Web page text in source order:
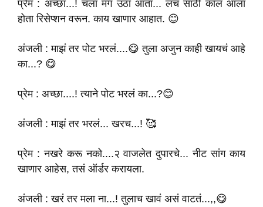
प्रेम : अच्छा...! चला मग उठा आता... लंच साठी कॉल आला
होता रिसेप्शन वरून. काय खाणार आहात. 😊
अंजली : माझं तर पोट भरलं....😋 तुला अजुन काही खायचं आहे
का...? 😋
प्रेम : अच्छा....! त्याने पोट भरलं का...?😊
अंजली : माझं तर भरलं... खरच...! 🥰
प्रेम : नखरे करू नको....२ वाजलेत दुपारचे... नीट सांग काय
खाणार आहेस, तसं ऑर्डर करायला.
अंजली : खरं तर मला ना...! तुलाच खावं असं वाटतं...,,😋